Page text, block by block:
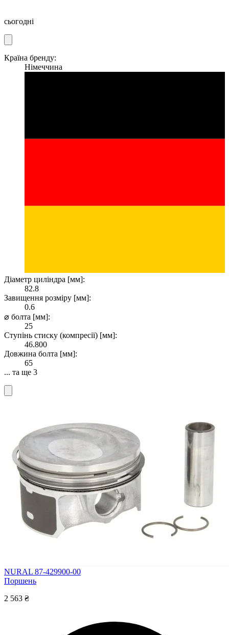
сьогодні
Країна бренду:
Німеччина
Діаметр циліндра [мм]:
82.8
Завищення розміру [мм]:
0.6
⌀ болта [мм]:
25
Ступінь стиску (компресії) [мм]:
46.800
Довжина болта [мм]:
65
... та ще 3
NURAL 87-429900-00
Поршень
2 563 ₴